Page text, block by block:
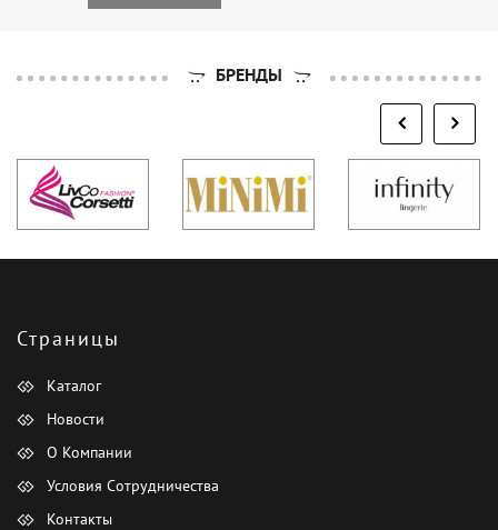
БРЕНДЫ
Страницы
Каталог
Новости
О Компании
Условия Сотрудничества
Контакты